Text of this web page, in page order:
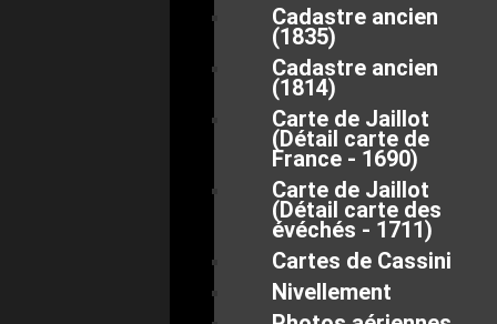
Cadastre ancien
(1835)
Cadastre ancien
(1814)
Carte de Jaillot
(Détail carte de
France - 1690)
Carte de Jaillot
(Détail carte des
évéchés - 1711)
Cartes de Cassini
Nivellement